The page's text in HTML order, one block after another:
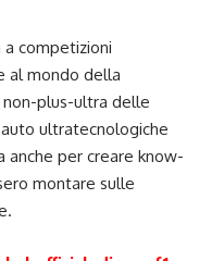
a competizioni
al mondo della
non-plus-ultra delle
ultratecnologiche
per creare know-
montare sulle